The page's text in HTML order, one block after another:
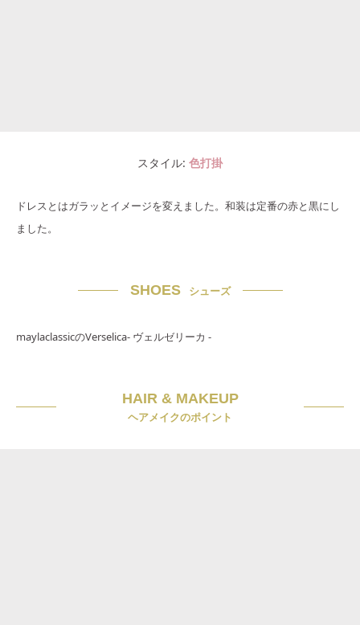
スタイル 色打掛
ドレスとはガラッとイメージを変えました。和装は定番の赤と黒にし
ました。
SHOES シューズ
maylaclassicのVerselica- ヴェルゼリーカ -
HAIR & MAKEUP
ヘアメイクのポイント